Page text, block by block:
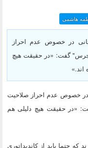
هاشمی
در خصوص عدم احراز
گفت: «در حقیقت هیچ
اند.»
خصوص عدم احراز صلاحیت
«در حقیقت هیچ دلیلی هم
حتما باید از کاندیداتوری